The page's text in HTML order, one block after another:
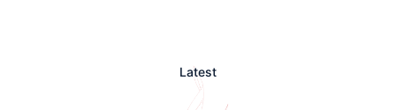
Latest